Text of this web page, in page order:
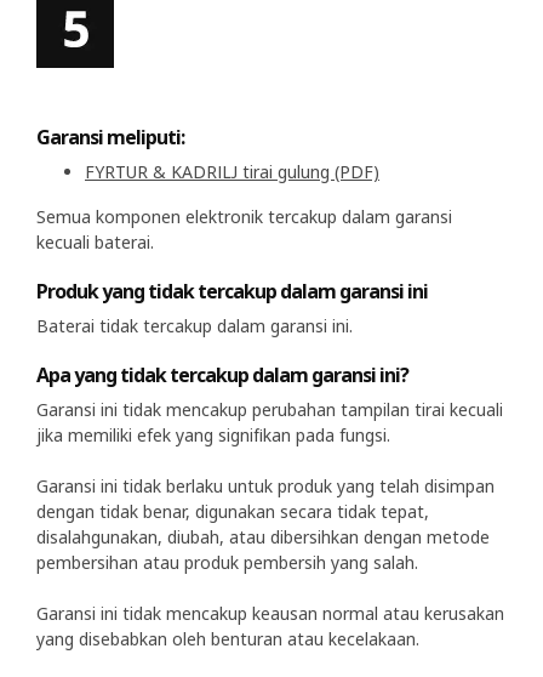
Garansi meliputi:
FYRTUR & KADRILJ tirai gulung (PDF)
Semua komponen elektronik tercakup dalam garansi
kecuali baterai.
Produk yang tidak tercakup dalam garansi ini
Baterai tidak tercakup dalam garansi ini.
Apa yang tidak tercakup dalam garansi ini?
Garansi ini tidak mencakup perubahan tampilan tirai kecuali
jika memiliki efek yang signifikan pada fungsi.
Garansi ini tidak berlaku untuk produk yang telah disimpan
dengan tidak benar, digunakan secara tidak tepat,
disalahgunakan, diubah, atau dibersihkan dengan metode
pembersihan atau produk pembersih yang salah.
Garansi ini tidak mencakup keausan normal atau kerusakan
yang disebabkan oleh benturan atau kecelakaan.